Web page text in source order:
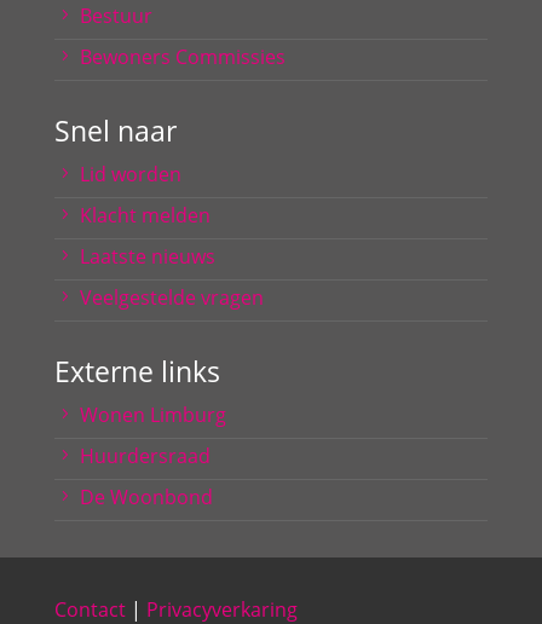
Bestuur
Bewoners Commissies
Snel naar
Lid worden
Klacht melden
Laatste nieuws
Veelgestelde vragen
Externe links
Wonen Limburg
Huurdersraad
De Woonbond
Contact| Privacyverkaring